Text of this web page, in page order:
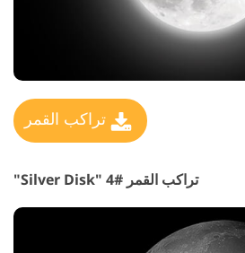
تراكب القمر
تراكب القمر #4 "Silver Disk"